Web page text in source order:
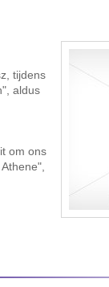
tijdens
aldus
om ons